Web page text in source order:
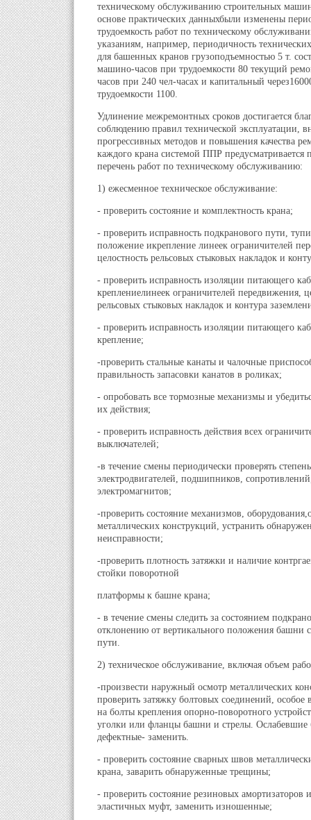
техническому обслуживанию строительных
основе практических данныхбыли изменены
трудоемкость работ по техническому
указаниям, например, периодичность
для башенных кранов грузоподъемностью 5 т.
машино-часов при трудоемкости 80 текущий
часов при 240 чел-часах и капитальный
трудоемкости 1100.
Удлинение межремонтных сроков достигается
соблюдению правил технической эксплуатации,
прогрессивных методов и повышения качества
каждого крана системой ППР предусматривается
перечень работ по техническому обслуживанию:
1) ежесменное техническое обслуживание:
- проверить состояние и комплектность крана;
- проверить исправность подкранового пути,
положение икрепление линеек ограничителей
целостность рельсовых стыковых накладок и
- проверить исправность изоляции питающего
креплениелинеек ограничителей передвижения,
рельсовых стыковых накладок и контура
- проверить исправность изоляции питающего
крепление;
-проверить стальные канаты и чалочные
правильность запасовки канатов в роликах;
- опробовать все тормозные механизмы и
их действия;
- проверить исправность действия всех
выключателей;
-в течение смены периодически проверять
электродвигателей, подшипников,
электромагнитов;
-проверить состояние механизмов,
металлических конструкций, устранить
неисправности;
-проверить плотность затяжки и наличие
стойки поворотной
платформы к башне крана;
- в течение смены следить за состоянием
отклонению от вертикального положения башни
пути.
2) техническое обслуживание, включая объем
-произвести наружный осмотр металлических
проверить затяжку болтовых соединений, особое
на болты крепления опорно-поворотного
уголки или фланцы башни и стрелы. Ослабевшие
дефектные- заменить.
- проверить состояние сварных швов
крана, заварить обнаруженные трещины;
- проверить состояние резиновых амортизаторов
эластичных муфт, заменить изношенные;